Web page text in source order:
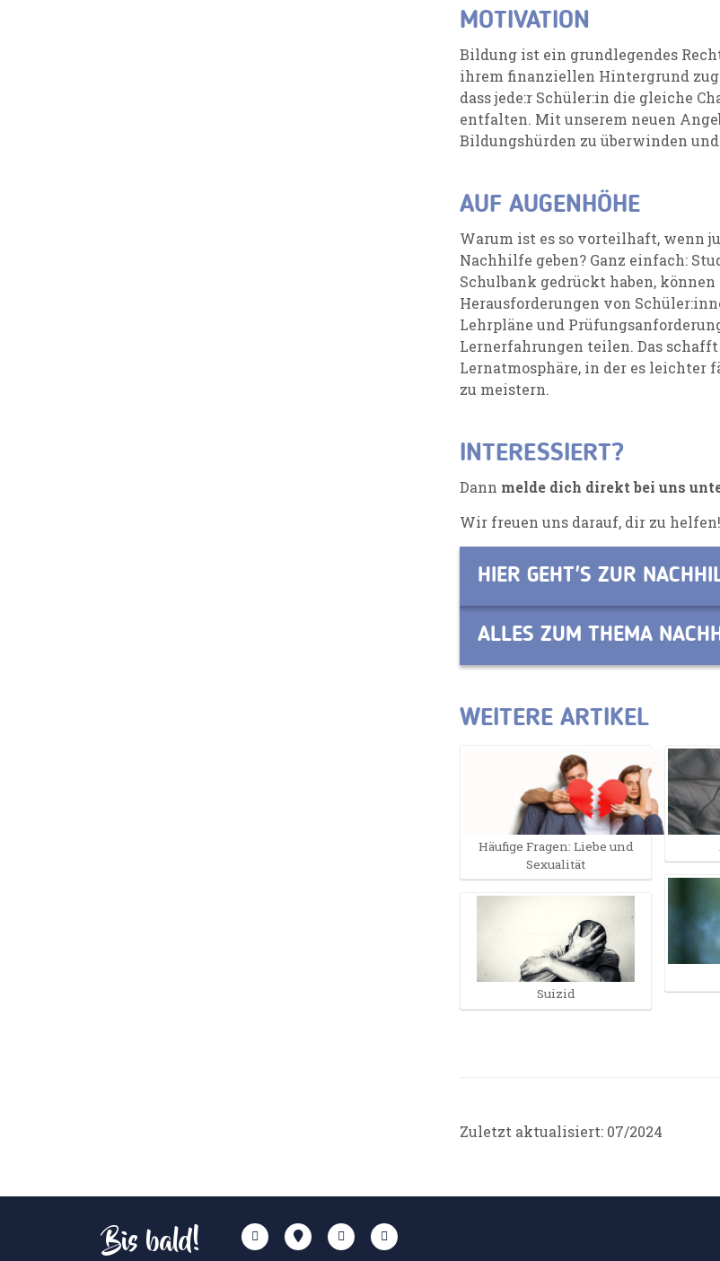
MOTIVATION
Bildung ist ein grundlegendes
ihrem finanziellen Hintergrund
dass jede:r Schüler:in die gleiche
entfalten. Mit unserem neuen
Bildungshürden zu überwinden
AUF AUGENHÖHE
Warum ist es so vorteilhaft, wenn
Nachhilfe geben? Ganz einfach:
Schulbank gedrückt haben,
Herausforderungen von
Lehrpläne und
Lernerfahrungen teilen. Das
Lernatmosphäre, in der es leichter
zu meistern.
INTERESSIERT?
Dann melde dich direkt bei uns
Wir freuen uns darauf, dir zu helfen!
HIER GEHT'S ZUR
ALLES ZUM THEMA
WEITERE ARTIKEL
Häufige Fragen: Liebe und
Sexualität
Suizid
Zuletzt aktualisiert: 07/2024
Bis bald!